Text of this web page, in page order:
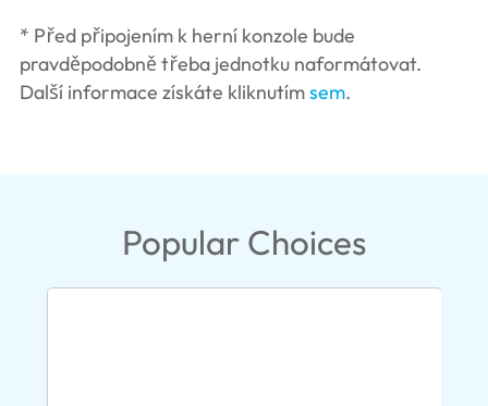
* Před připojením k herní konzole bude
pravděpodobně třeba jednotku naformátovat.
Další informace získáte kliknutímsem.
Popular Choices